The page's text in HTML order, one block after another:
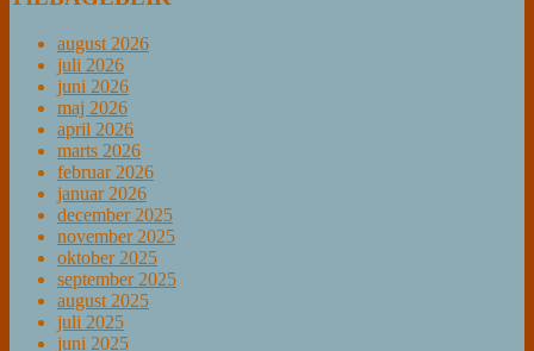
august 2026
juli 2026
juni 2026
maj 2026
april 2026
marts 2026
februar 2026
januar 2026
december 2025
november 2025
oktober 2025
september 2025
august 2025
juli 2025
juni 2025